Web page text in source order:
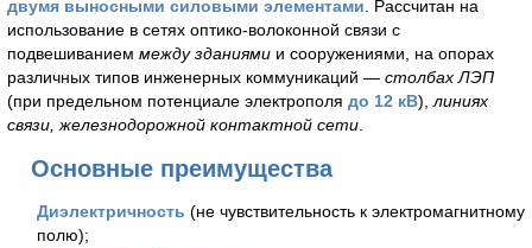
двумя выносными силовыми элементами . Рассчитан на
использование в сетях оптико-волоконной связи с
подвешиванием между зданиями и сооружениями, на опорах
различных типов инженерных коммуникаций — столбах ЛЭП
(при предельном потенциале электрополя до 12 кВ), линиях
связи, железнодорожной контактной сети
Основные преимущества
Диэлектричность (не чувствительность к электромагнитному
полю);